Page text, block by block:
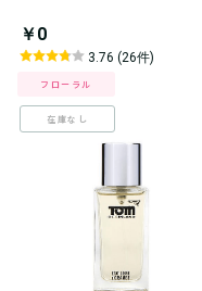
￥0
3.76 (26件)
フローラル
在庫なし